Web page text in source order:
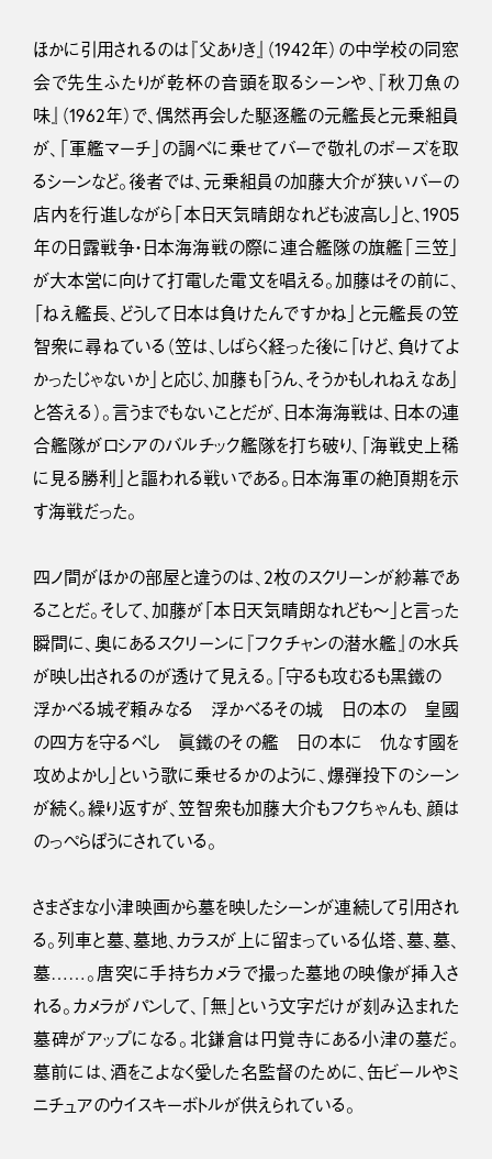
ほかに引用されるのは『父ありき』（1942年）の中学校の同窓
会で先生ふたりが乾杯の音頭を取るシーンや、『秋刀魚の
味』（1962年）で、偶然再会した駆逐艦の元艦長と元乗組員
が、「軍艦マーチ」の調べに乗せてバーで敬礼のポーズを取
るシーンなど。後者では、元乗組員の加藤大介が狭いバーの
店内を行進しながら「本日天気晴朗なれども波高し」と、1905
年の日露戦争・日本海海戦の際に連合艦隊の旗艦「三笠」
が大本営に向けて打電した電文を唱える。加藤はその前に、
「ねえ艦長、どうして日本は負けたんですかね」と元艦長の笠
智衆に尋ねている（笠は、しばらく経った後に「けど、負けてよ
かったじゃないか」と応じ、加藤も「うん、そうかもしれねえなあ」
と答える）。言うまでもないことだが、日本海海戦は、日本の連
合艦隊がロシアのバルチック艦隊を打ち破り、「海戦史上稀
に見る勝利」と謳われる戦いである。日本海軍の絶頂期を示
す海戦だった。
四ノ間がほかの部屋と違うのは、2枚のスクリーンが紗幕であ
ることだ。そして、加藤が「本日天気晴朗なれども〜」と言った
瞬間に、奥にあるスクリーンに『フクチャンの潜水艦』の水兵
が映し出されるのが透けて見える。「守るも攻むるも黒鐵の
浮かべる城ぞ頼みなる 浮かべるその城 日の本の 皇國
の四方を守るべし 眞鐵のその艦 日の本に 仇なす國を
攻めよかし」という歌に乗せるかのように、爆弾投下のシーン
が続く。繰り返すが、笠智衆も加藤大介もフクちゃんも、顔は
のっぺらぼうにされている。
さまざまな小津映画から墓を映したシーンが連続して引用され
る。列車と墓、墓地、カラスが上に留まっている仏塔、墓、墓、
墓……。唐突に手持ちカメラで撮った墓地の映像が挿入さ
れる。カメラがパンして、「無」という文字だけが刻み込まれた
墓碑がアップになる。北鎌倉は円覚寺にある小津の墓だ。
墓前には、酒をこよなく愛した名監督のために、缶ビールやミ
ニチュアのウイスキーボトルが供えられている。